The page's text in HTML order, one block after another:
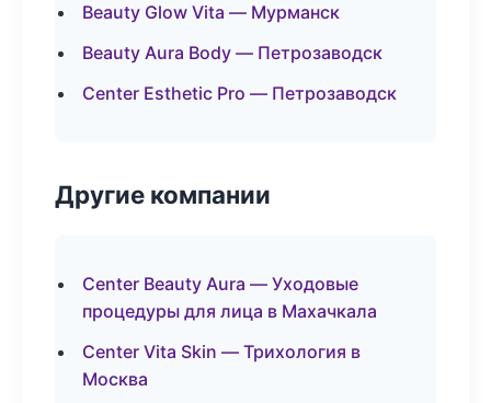
Beauty Glow Vita — Мурманск
Beauty Aura Body — Петрозаводск
Center Esthetic Pro — Петрозаводск
Другие компании
Center Beauty Aura — Уходовые
процедуры для лица в Махачкала
Center Vita Skin — Трихология в
Москва